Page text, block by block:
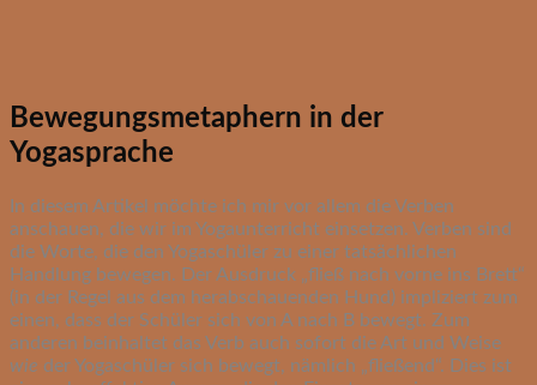
Bewegungsmetaphern in der
Yogasprache
In diesem Artikel möchte ich mir vor allem die Verben
anschauen, die wir im Yogaunterricht einsetzen. Verben sind
die Worte, die den Yogaschüler zu einer tatsächlichen
Handlung bewegen. Der Ausdruck „fließ nach vorne ins Brett“
(in der Regel aus dem herabschauenden Hund) impliziert zum
einen, dass der Schüler sich von A nach B bewegt. Zum
anderen beinhaltet das Verb auch sofort die Art und Weise
wie der Yogaschüler sich bewegt, nämlich „fließend“. Dies ist